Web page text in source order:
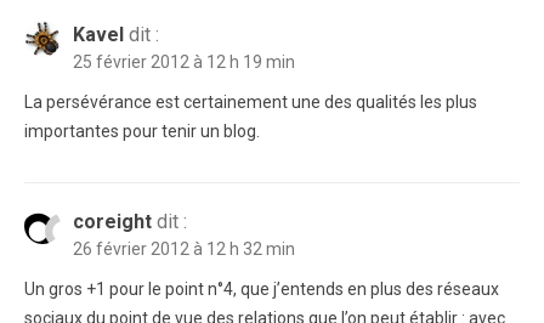
Kavel dit :
25 février 2012 à 12 h 19 min
La persévérance est certainement une des qualités les plus
importantes pour tenir un blog.
coreight dit :
26 février 2012 à 12 h 32 min
Un gros +1 pour le point n°4, que j’entends en plus des réseaux
sociaux du point de vue des relations que l’on peut établir : avec